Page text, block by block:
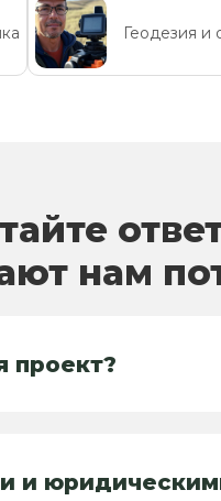
Геодезия и
нам
проект?
и